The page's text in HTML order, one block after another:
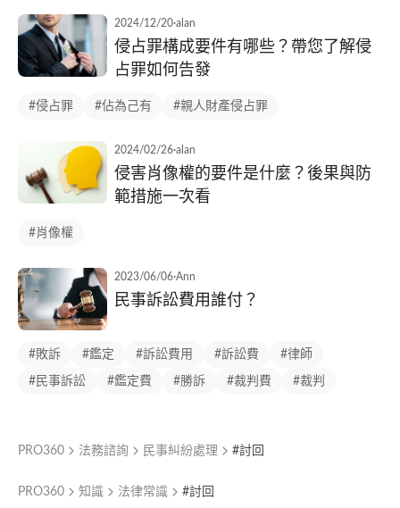
2024/12/20·alan
侵占罪構成要件有哪些？帶您了解侵
占罪如何告發
#侵占罪 #佔為己有 #親人財產侵占罪
2024/02/26·alan
侵害肖像權的要件是什麼？後果與防
範措施一次看
#肖像權
2023/06/06·Ann
民事訴訟費用誰付？
#敗訴 #鑑定 #訴訟費用 #訴訟費 #律師
#民事訴訟 #鑑定費 #勝訴 #裁判費 #裁判
PRO360 法務諮詢 民事糾紛處理 #討回
PRO360 知識 法律常識 #討回